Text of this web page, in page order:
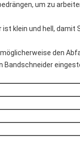
um zu
klein und hell, damit
den
Bandschneider